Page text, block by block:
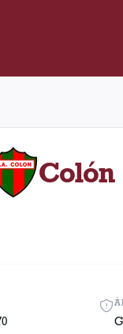
(San Juan)
Colón